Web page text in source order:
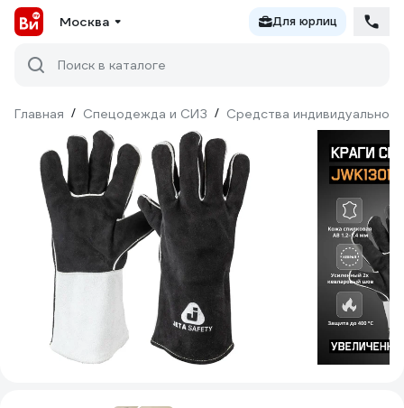
Москва Для юрлиц
Поиск в каталоге
Главная / Спецодежда и СИЗ / Средства индивидуальной